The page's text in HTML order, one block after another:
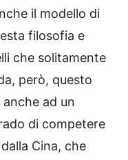
il modello di
filosofia e
che solitamente
però, questo
ad un
di competere
Cina, che